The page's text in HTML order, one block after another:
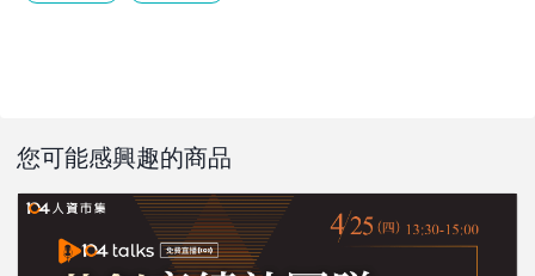
您可能感興趣的商品